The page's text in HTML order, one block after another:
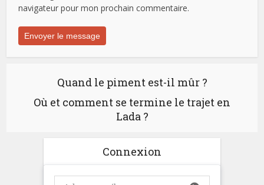
navigateur pour mon prochain commentaire.
Quand le piment est-il mûr ?
Où et comment se termine le trajet en
Lada ?
Connexion